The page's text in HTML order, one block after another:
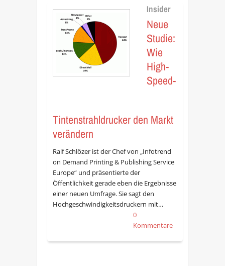
Insider
Neue
Studie:
Wie
High-
Speed-
Tintenstrahldrucker den Markt
verändern
Ralf Schlözer ist der Chef von „Infotrend
on Demand Printing & Publishing Service
Europe“ und präsentierte der
Öffentlichkeit gerade eben die Ergebnisse
einer neuen Umfrage. Sie sagt den
Hochgeschwindigkeitsdruckern mit…
0
Kommentare